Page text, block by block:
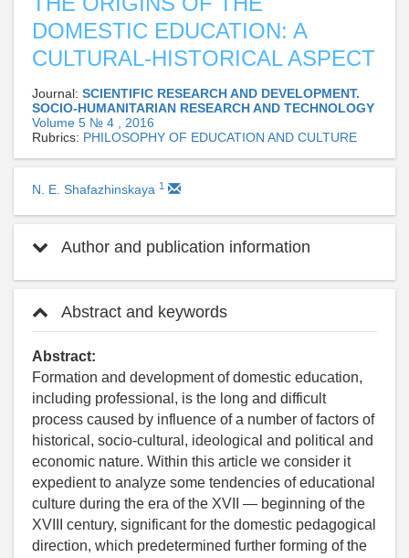
DOMESTIC EDUCATION: A
CULTURAL-HISTORICAL ASPECT
Journal: SCIENTIFIC RESEARCH AND DEVELOPMENT.
SOCIO-HUMANITARIAN RESEARCH AND TECHNOLOGY
Volume 5 № 4 , 2016
Rubrics: PHILOSOPHY OF EDUCATION AND CULTURE
N. E. Shafazhinskaya 1
Author and publication information
Abstract and keywords
Abstract:
Formation and development of domestic education,
including professional, is the long and difficult
process caused by influence of a number of factors of
historical, socio-cultural, ideological and political and
economic nature. Within this article we consider it
expedient to analyze some tendencies of educational
culture during the era of the XVII — beginning of the
XVIII century, significant for the domestic pedagogical
direction, which predetermined further forming of the